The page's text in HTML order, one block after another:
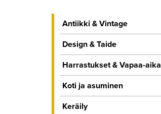
Antiikki & Vintage
Design & Taide
Harrastukset & Vapaa-aika
Koti ja asuminen
Keräily